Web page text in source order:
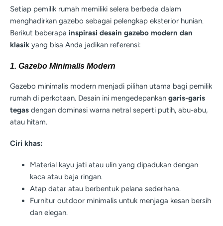
Setiap pemilik rumah memiliki selera berbeda dalam
menghadirkan gazebo sebagai pelengkap eksterior hunian.
Berikut beberapa inspirasi desain gazebo modern dan
klasik yang bisa Anda jadikan referensi:
1. Gazebo Minimalis Modern
Gazebo minimalis modern menjadi pilihan utama bagi pemilik
rumah di perkotaan. Desain ini mengedepankan garis-garis
tegas dengan dominasi warna netral seperti putih, abu-abu,
atau hitam.
Ciri khas:
Material kayu jati atau ulin yang dipadukan dengan
kaca atau baja ringan.
Atap datar atau berbentuk pelana sederhana.
Furnitur outdoor minimalis untuk menjaga kesan bersih
dan elegan.